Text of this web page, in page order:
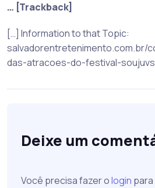
… [Trackback]
[…] Information to that Topic:
salvadorentretenimento.com.br/
das-atracoes-do-festival-
Deixe um
Você precisa fazer ologin